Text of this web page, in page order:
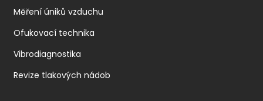
Měření úniků vzduchu
Ofukovací technika
Vibrodiagnostika
Revize tlakových nádob